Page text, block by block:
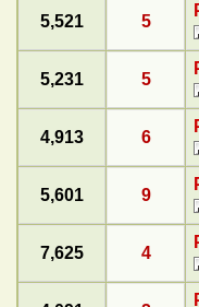
5
5,521
5
5,231
6
4,913
9
5,601
4
7,625